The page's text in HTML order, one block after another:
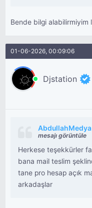
Bende bilgi alabilirmiyim
01-06-2026, 00:09:06
Djstation
AbdullahMedya
mesajı görüntüle
Herkese teşekkürler
bana mail teslim
tane pro hesap açık
arkadaşlar